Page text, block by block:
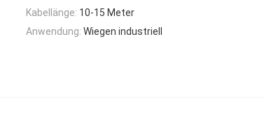
Kabellänge: 10-15 Meter
Anwendung: Wiegen industriell